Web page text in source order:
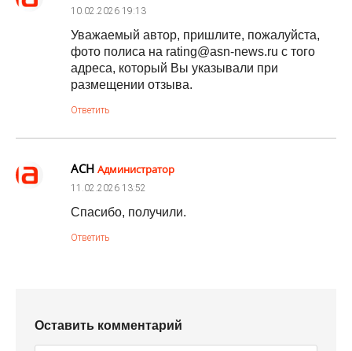
10.02.2026 19:13
Уважаемый автор, пришлите, пожалуйста,
фото полиса на rating@asn-news.ru с того
адреса, который Вы указывали при
размещении отзыва.
Ответить
АСН Администратор
11.02.2026 13:52
Спасибо, получили.
Ответить
Оставить комментарий